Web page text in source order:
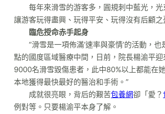
每年來滑雪的游客多，圓規刺中藍光，
讓游客玩得盡興、玩得平安、玩得沒有后顧
臨危授命赤手起身
“滑雪是一項佈滿‘速率與豪情’的活動，
點的國度區域醫療中間，日前，院長楊渝平
9000名滑雪毀傷患者，此中80%以上都能在
本地獲得最快最好的醫治和手術。”
成就很亮眼，背后的艱苦包養網卻「愛？
例對等。只要楊渝平本身了解。